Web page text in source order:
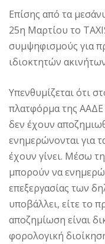
Επίσης από τα
25η Μαρτίου το
συμψηφισμούς για
ιδιοκτητών
Υπενθυμίζεται ότι
πλατφόρμα της ΑΑΔΕ
δεν έχουν
ενημερώνονται για
έχουν γίνει. Μέσω
μπορούν να
επεξεργασίας των
υποβάλλει, είτε το
αποζημίωση είναι
φορολογική